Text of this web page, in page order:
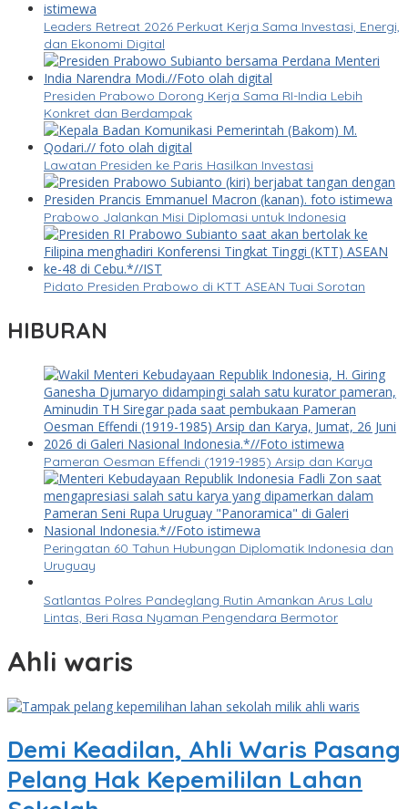
Leaders Retreat 2026 Perkuat Kerja Sama Investasi, Energi,
dan Ekonomi Digital
Presiden Prabowo Dorong Kerja Sama RI-India Lebih
Konkret dan Berdampak
Lawatan Presiden ke Paris Hasilkan Investasi
Prabowo Jalankan Misi Diplomasi untuk Indonesia
Pidato Presiden Prabowo di KTT ASEAN Tuai Sorotan
HIBURAN
Pameran Oesman Effendi (1919-1985) Arsip dan Karya
Peringatan 60 Tahun Hubungan Diplomatik Indonesia dan
Uruguay
Satlantas Polres Pandeglang Rutin Amankan Arus Lalu
Lintas, Beri Rasa Nyaman Pengendara Bermotor
Ahli waris
Demi Keadilan, Ahli Waris Pasang
Pelang Hak Kepemililan Lahan